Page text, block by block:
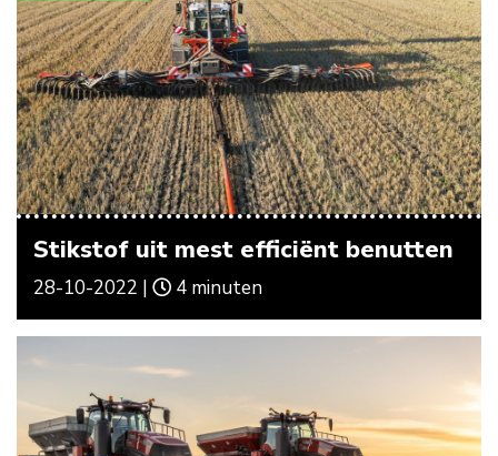
Stikstof uit mest efficiënt benutten
28-10-2022 | 4 minuten